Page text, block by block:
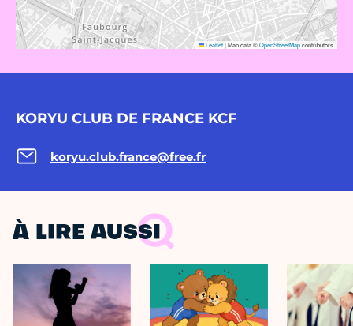
Leaflet|Map data ©OpenStreetMapcontributors
KORYU CLUB DE FRANCE KCF
koryu.club.france@free.fr
À LIRE AUSSI